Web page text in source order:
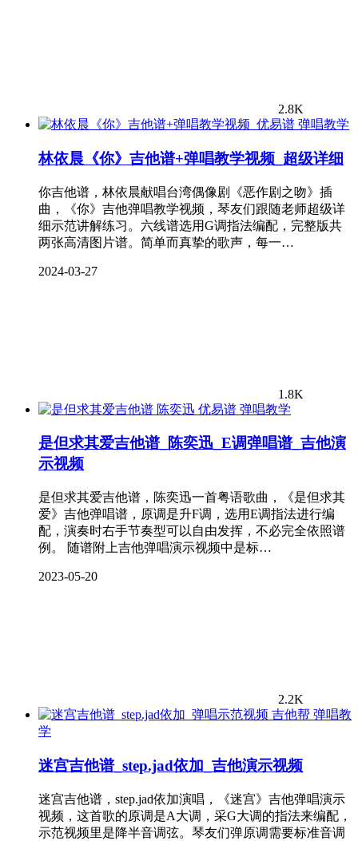
2.8K
弹唱教学
林依晨《你》吉他谱+弹唱教学视频_超级详细
你吉他谱，林依晨献唱台湾偶像剧《恶作剧之吻》插
曲，《你》吉他弹唱教学视频，琴友们跟随老师超级详
细示范讲解练习。六线谱选用G调指法编配，完整版共
两张高清图片谱。简单而真挚的歌声，每一…
2024-03-27
1.8K
弹唱教学
是但求其爱吉他谱_陈奕迅_E调弹唱谱_吉他演
示视频
是但求其爱吉他谱，陈奕迅一首粤语歌曲，《是但求其
爱》吉他弹唱谱，原调是升F调，选用E调指法进行编
配，演奏时右手节奏型可以自由发挥，不必完全依照谱
例。 随谱附上吉他弹唱演示视频中是标…
2023-05-20
2.2K
弹唱教
学
迷宫吉他谱_step.jad依加_吉他演示视频
迷宫吉他谱，step.jad依加演唱，《迷宫》吉他弹唱演示
视频，这首歌的原调是A大调，采G大调的指法来编配，
示范视频里是降半音调弦。琴友们弹原调需要标准音调